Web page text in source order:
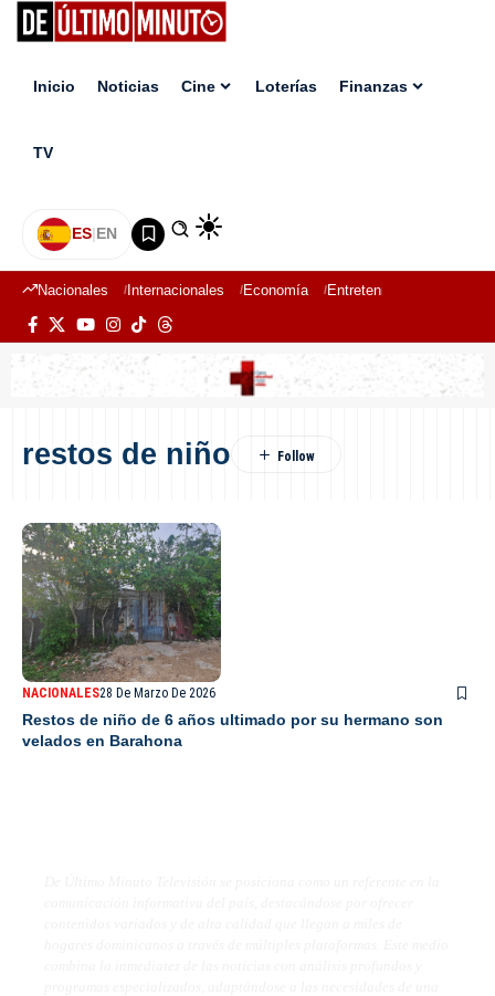
Inicio Noticias Cine Loterías Finanzas
TV
ES|EN
Nacionales Internacionales Economía Entretenimiento
restos de niño
NACIONALES28 De Marzo De 2026
Restos de niño de 6 años ultimado por su hermano son
velados en Barahona